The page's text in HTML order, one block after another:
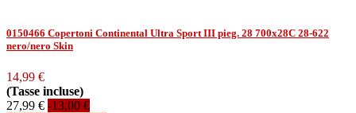
0150466 Copertoni Continental Ultra Sport III pieg. 28 700x28C 28-622
nero/nero Skin
14,99 €
(Tasse incluse)
27,99 € -13,00 €